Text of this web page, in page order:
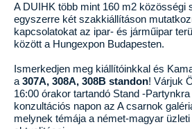
A DUIHK több mint 160 m2 közösségi
egyszerre két szakkiállításon
kapcsolatokat az ipar- és járműipar
között a Hungexpon Budapesten.
Ismerkedjen meg kiállítóinkkal és
a 307A, 308A, 308B standon! Várjuk
16:00 órakor tartandó Stand -
konzultációs napon az A csarnok
melynek témája a német-magyar